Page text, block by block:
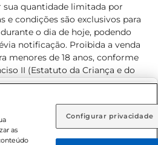
(GO)
Ou
quantidade limitada por
e condições são exclusivos para
o dia de hoje, podendo
notificação. Proibida a venda
menores de 18 anos, conforme
II (Estatuto da Criança e do
exclusivos para o
as compras on-line é de R$
as
Configurar privacidade